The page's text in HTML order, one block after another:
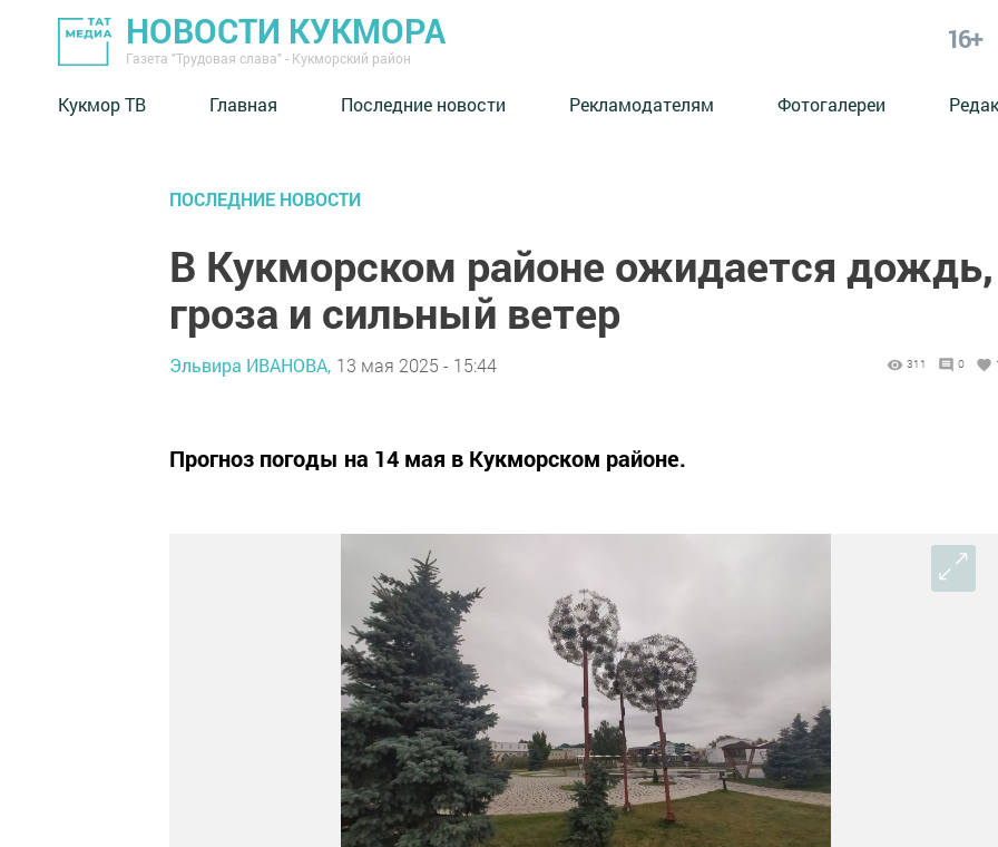
НОВОСТИ КУКМОРА
Газета "Трудовая слава" - Кукморский район
16+
Кукмор ТВ Главная Последние новости Рекламодателям Фотогалереи
ПОСЛЕДНИЕ НОВОСТИ
В Кукморском районе ожидается дождь,
гроза и сильный ветер
Эльвира ИВАНОВА, 13 мая 2025 - 15:44 311 0
Прогноз погоды на 14 мая в Кукморском районе.